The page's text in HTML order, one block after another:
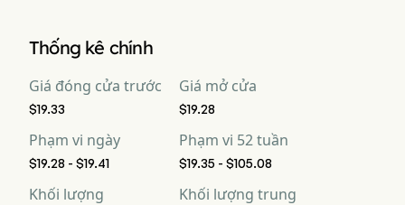
Thống kê chính
Giá đóng cửa trước
$19.33
Giá mở cửa
$19.28
Phạm vi ngày
$19.28 - $19.41
Phạm vi 52 tuần
$19.35 - $105.08
Khối lượng
Khối lượng trung